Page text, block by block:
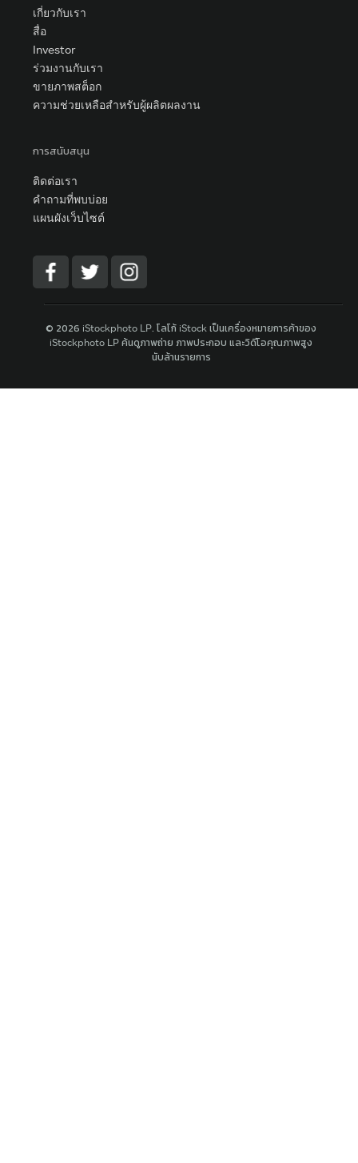
เกี่ยวกับเรา
สื่อ
Investor
ร่วมงานกับเรา
ขายภาพสต็อก
ความช่วยเหลือสำหรับผู้ผลิตผลงาน
การสนับสนุน
ติดต่อเรา
คำถามที่พบบ่อย
แผนผังเว็บไซต์
© 2026 iStockphoto LP. โลโก้ iStock เป็นเครื่องหมายการค้าของ
iStockphoto LP ค้นดูภาพถ่าย ภาพประกอบ และวิดีโอคุณภาพสูง
นับล้านรายการ